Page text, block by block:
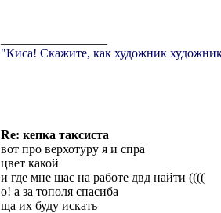
"Киса! Скажите, как художник
Re: кепка таксиста
вот про верхотуру я и спра
цвет какой
и где мне щас на работе двд найти ((((
о! а за тополя спасиба
ща их буду искать